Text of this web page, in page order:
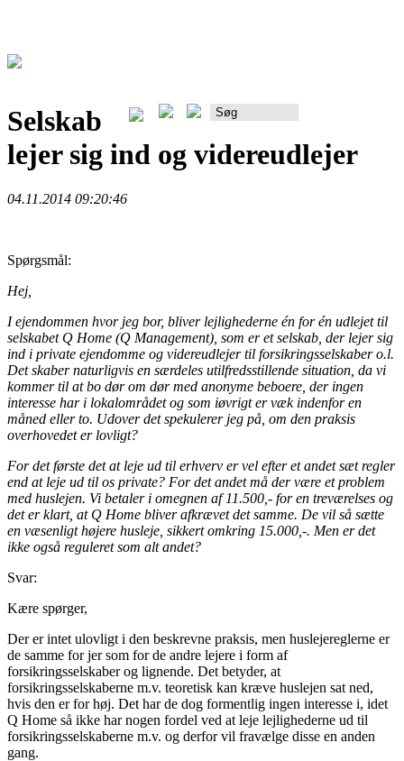
Selskab
lejer sig ind og videreudlejer
04.11.2014 09:20:46
Spørgsmål:
Hej,
I ejendommen hvor jeg bor, bliver lejlighederne én for én udlejet til
selskabet Q Home (Q Management), som er et selskab, der lejer sig
ind i private ejendomme og videreudlejer til forsikringsselskaber o.l.
Det skaber naturligvis en særdeles utilfredsstillende situation, da vi
kommer til at bo dør om dør med anonyme beboere, der ingen
interesse har i lokalområdet og som iøvrigt er væk indenfor en
måned eller to. Udover det spekulerer jeg på, om den praksis
overhovedet er lovligt?
For det første det at leje ud til erhverv er vel efter et andet sæt regler
end at leje ud til os private? For det andet må der være et problem
med huslejen. Vi betaler i omegnen af 11.500,- for en treværelses og
det er klart, at Q Home bliver afkrævet det samme. De vil så sætte
en væsenligt højere husleje, sikkert omkring 15.000,-. Men er det
ikke også reguleret som alt andet?
Svar:
Kære spørger,
Der er intet ulovligt i den beskrevne praksis, men huslejereglerne er
de samme for jer som for de andre lejere i form af
forsikringsselskaber og lignende. Det betyder, at
forsikringsselskaberne m.v. teoretisk kan kræve huslejen sat ned,
hvis den er for høj. Det har de dog formentlig ingen interesse i, idet
Q Home så ikke har nogen fordel ved at leje lejlighederne ud til
forsikringsselskaberne m.v. og derfor vil fravælge disse en anden
gang.